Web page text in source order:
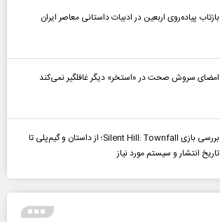
بازتاب پیاده‌روی اربعین در ادبیات داستانی معاصر ایران
امضای سروش صحت در «استخر» دیگر غافلگیر نمی‌کند
بررسی بازی Silent Hill: Townfall؛ از داستان و گیم‌پلی تا
تاریخ انتشار و سیستم مورد نیاز